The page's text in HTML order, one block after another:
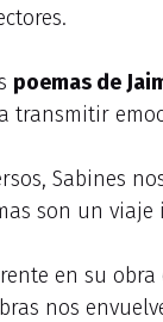
poemas de
transmitir
Sabines
son un
en su
nos